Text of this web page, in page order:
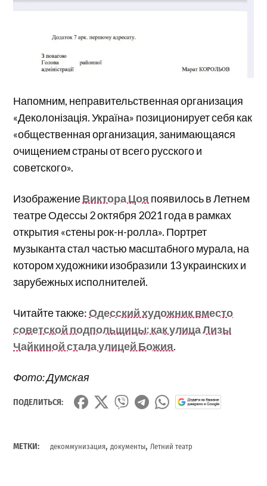
Напомним, неправительственная организация
«Деколонізація. Україна» позиционирует себя как
«общественная организация, занимающаяся
очищением страны от всего русского и
советского».
ИзображениеВиктора Цоя появилось в Летнем
театре Одессы 2 октября 2021 года в рамках
открытия «стены рок-н-ролла». Портрет
музыканта стал частью масштабного мурала, на
котором художники изобразили 13 украинских и
зарубежных исполнителей.
Читайте также:Одесский художник вместо
советской подпольщицы: как улица Лизы
Чайкиной стала улицей Божия.
Фото: Думская
ПОДЕЛИТЬСЯ:
МЕТКИ: декоммунизация,документы,Летний театр